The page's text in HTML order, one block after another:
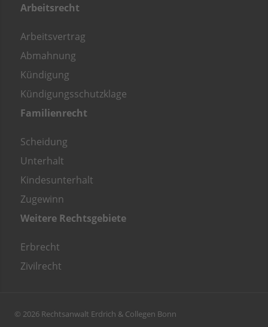
Arbeitsrecht
Arbeitsvertrag
Abmahnung
Kündigung
Kündigungsschutzklage
Familienrecht
Scheidung
Unterhalt
Kindesunterhalt
Zugewinn
Weitere Rechtsgebiete
Erbrecht
Zivilrecht
© 2026 Rechtsanwalt Erdrich & Collegen Bonn